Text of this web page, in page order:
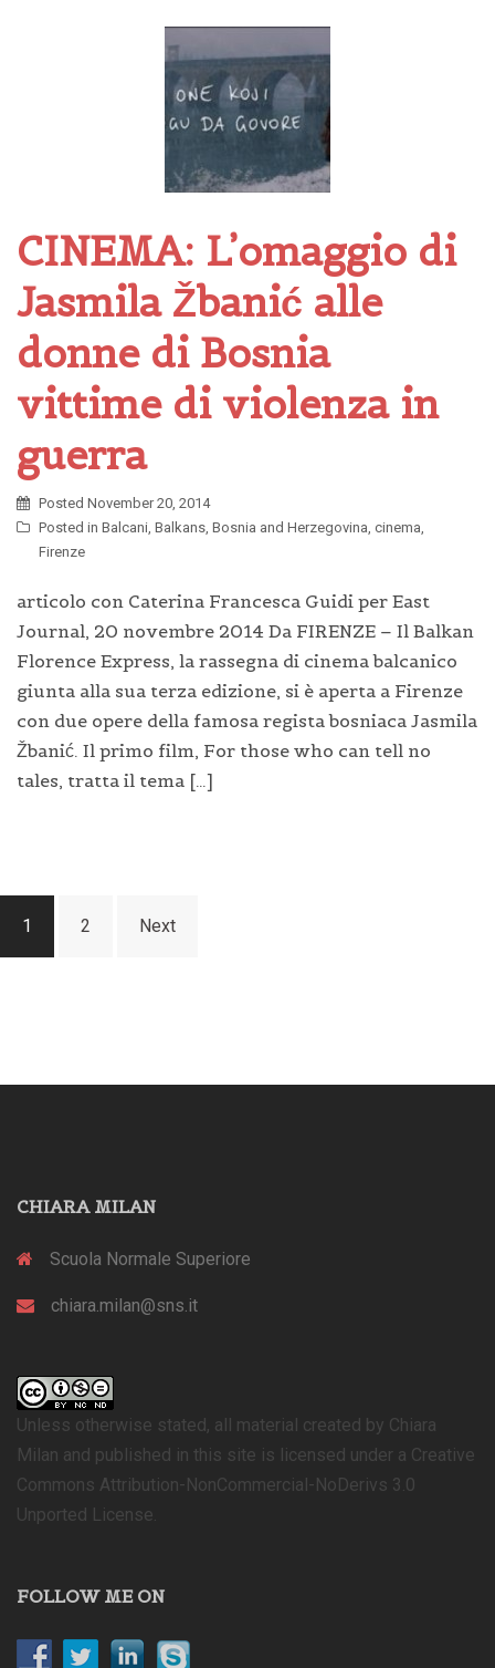
CINEMA: L’omaggio di
Jasmila Žbanić alle
donne di Bosnia
vittime di violenza in
guerra
Posted November 20, 2014
Posted in Balcani Balkans Bosnia and Herzegovina cinema
Firenze
articolo con Caterina Francesca Guidi per East
Journal, 20 novembre 2014 Da FIRENZE – Il Balkan
Florence Express, la rassegna di cinema balcanico
giunta alla sua terza edizione, si è aperta a Firenze
con due opere della famosa regista bosniaca Jasmila
Žbanić. Il primo film, For those who can tell no
tales, tratta il tema […]
Posts
navigation
1 2 Next
CHIARA MILAN
Scuola Normale Superiore
chiara.milan@sns.it
Unless otherwise stated, all material created by Chiara
Milan and published in this site is licensed under a Creative
Commons Attribution-NonCommercial-NoDerivs 3.0
Unported License.
FOLLOW ME ON